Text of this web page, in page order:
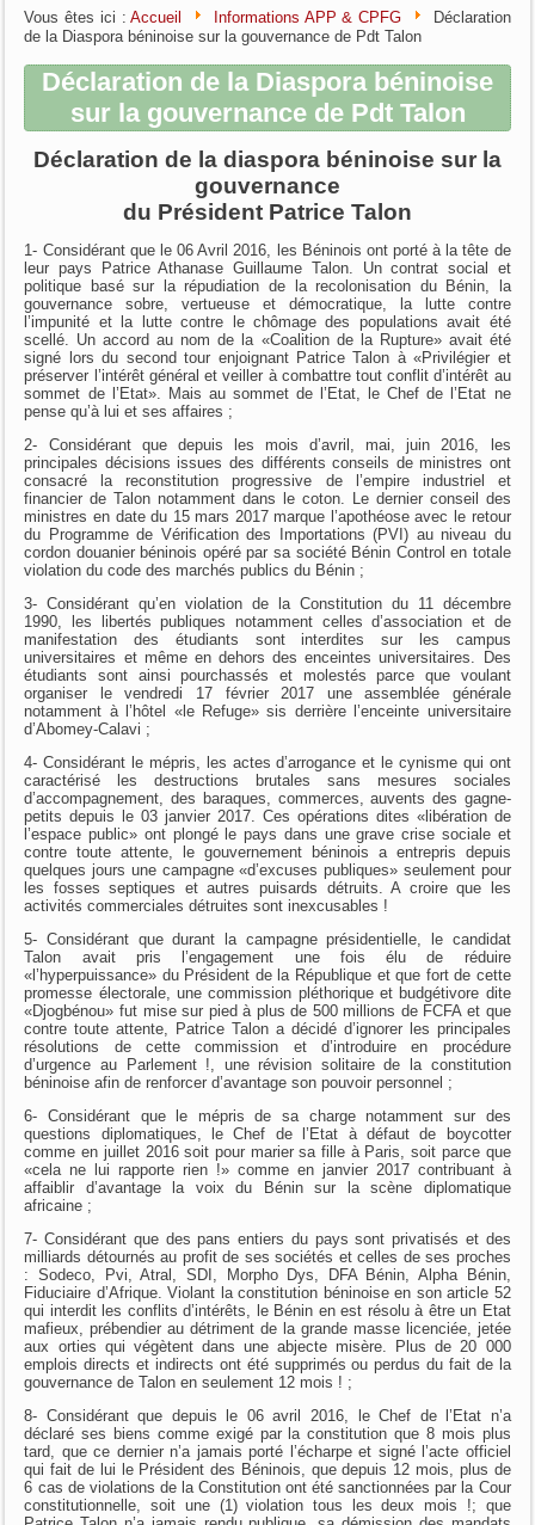
Vous êtes ici :Accueil Informations APP & CPFG
Déclaration
de la Diaspora béninoise sur la gouvernance de Pdt Talon
Déclaration de la Diaspora béninoise
sur la gouvernance de Pdt Talon
Déclaration de la diaspora béninoise sur la
gouvernance
du Président Patrice Talon
1- Considérant que le 06 Avril 2016, les Béninois ont porté à la tête de
leur pays Patrice Athanase Guillaume Talon. Un contrat social et
politique basé sur la répudiation de la recolonisation du Bénin, la
gouvernance sobre, vertueuse et démocratique, la lutte contre
l’impunité et la lutte contre le chômage des populations avait été
scellé. Un accord au nom de la «Coalition de la Rupture» avait été
signé lors du second tour enjoignant Patrice Talon à «Privilégier et
préserver l’intérêt général et veiller à combattre tout conflit d’intérêt au
sommet de l’Etat». Mais au sommet de l’Etat, le Chef de l’Etat ne
pense qu’à lui et ses affaires ;
2- Considérant que depuis les mois d’avril, mai, juin 2016, les
principales décisions issues des différents conseils de ministres ont
consacré la reconstitution progressive de l’empire industriel et
financier de Talon notamment dans le coton. Le dernier conseil des
ministres en date du 15 mars 2017 marque l’apothéose avec le retour
du Programme de Vérification des Importations (PVI) au niveau du
cordon douanier béninois opéré par sa société Bénin Control en totale
violation du code des marchés publics du Bénin ;
3- Considérant qu’en violation de la Constitution du 11 décembre
1990, les libertés publiques notamment celles d’association et de
manifestation des étudiants sont interdites sur les campus
universitaires et même en dehors des enceintes universitaires. Des
étudiants sont ainsi pourchassés et molestés parce que voulant
organiser le vendredi 17 février 2017 une assemblée générale
notamment à l’hôtel «le Refuge» sis derrière l’enceinte universitaire
d’Abomey-Calavi ;
4- Considérant le mépris, les actes d’arrogance et le cynisme qui ont
caractérisé les destructions brutales sans mesures sociales
d’accompagnement, des baraques, commerces, auvents des gagne-
petits depuis le 03 janvier 2017. Ces opérations dites «libération de
l’espace public» ont plongé le pays dans une grave crise sociale et
contre toute attente, le gouvernement béninois a entrepris depuis
quelques jours une campagne «d’excuses publiques» seulement pour
les fosses septiques et autres puisards détruits. A croire que les
activités commerciales détruites sont inexcusables !
5- Considérant que durant la campagne présidentielle, le candidat
Talon avait pris l’engagement une fois élu de réduire
«l’hyperpuissance» du Président de la République et que fort de cette
promesse électorale, une commission pléthorique et budgétivore dite
«Djogbénou» fut mise sur pied à plus de 500 millions de FCFA et que
contre toute attente, Patrice Talon a décidé d’ignorer les principales
résolutions de cette commission et d’introduire en procédure
d’urgence au Parlement !, une révision solitaire de la constitution
béninoise afin de renforcer d’avantage son pouvoir personnel ;
6- Considérant que le mépris de sa charge notamment sur des
questions diplomatiques, le Chef de l’Etat à défaut de boycotter
comme en juillet 2016 soit pour marier sa fille à Paris, soit parce que
«cela ne lui rapporte rien !» comme en janvier 2017 contribuant à
affaiblir d’avantage la voix du Bénin sur la scène diplomatique
africaine ;
7- Considérant que des pans entiers du pays sont privatisés et des
milliards détournés au profit de ses sociétés et celles de ses proches
: Sodeco, Pvi, Atral, SDI, Morpho Dys, DFA Bénin, Alpha Bénin,
Fiduciaire d’Afrique. Violant la constitution béninoise en son article 52
qui interdit les conflits d’intérêts, le Bénin en est résolu à être un Etat
mafieux, prébendier au détriment de la grande masse licenciée, jetée
aux orties qui végètent dans une abjecte misère. Plus de 20 000
emplois directs et indirects ont été supprimés ou perdus du fait de la
gouvernance de Talon en seulement 12 mois ! ;
8- Considérant que depuis le 06 avril 2016, le Chef de l’Etat n’a
déclaré ses biens comme exigé par la constitution que 8 mois plus
tard, que ce dernier n’a jamais porté l’écharpe et signé l’acte officiel
qui fait de lui le Président des Béninois, que depuis 12 mois, plus de
6 cas de violations de la Constitution ont été sanctionnées par la Cour
constitutionnelle, soit une (1) violation tous les deux mois !; que